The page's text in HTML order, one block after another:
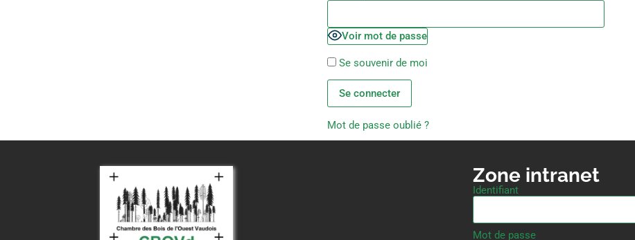
Voir mot de passe
Se souvenir de moi
Mot de passe oublié ?
Zone intranet
Identifiant
Mot de passe